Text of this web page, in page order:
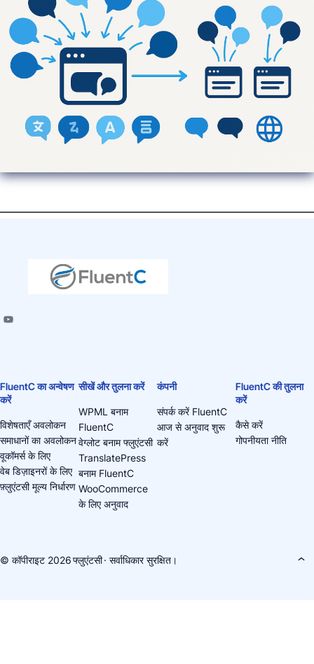
FluentC का अन्वेषण
करें
विशेषताएँ अवलोकन
समाधानों का अवलोकन
वूकॉमर्स के लिए
वेब डिज़ाइनरों के लिए
फ़्लुएंटसी मूल्य निर्धारण
सीखें और तुलना करें
WPML बनाम
FluentC
वेग्लोट बनाम फ्लुएंटसी
TranslatePress
बनाम FluentC
WooCommerce
के लिए अनुवाद
कंपनी
संपर्क करें FluentC
आज से अनुवाद शुरू
करें
FluentC की तुलना
करें
कैसे करें
गोपनीयता नीति
© कॉपीराइट 2026फ्लुएंटसी· सर्वाधिकार सुरक्षित।